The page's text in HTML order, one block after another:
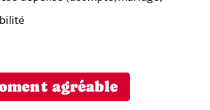
agréable